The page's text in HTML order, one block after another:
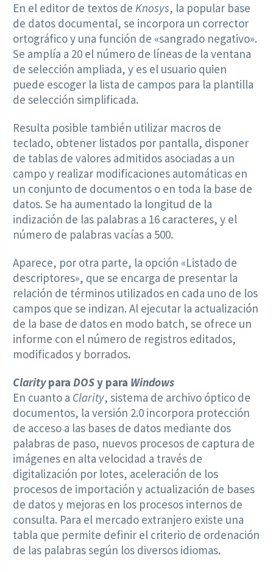
En el editor de textos de Knosys, la popular base
de datos documental, se incorpora un corrector
ortográfico y una función de «sangrado negativo».
Se amplía a 20 el número de líneas de la ventana
de selección ampliada, y es el usuario quien
puede escoger la lista de campos para la plantilla
de selección simplificada.
Resulta posible también utilizar macros de
teclado, obtener listados por pantalla, disponer
de tablas de valores admitidos asociadas a un
campo y realizar modificaciones automáticas en
un conjunto de documentos o en toda la base de
datos. Se ha aumentado la longitud de la
indización de las palabras a 16 caracteres, y el
número de palabras vacías a 500.
Aparece, por otra parte, la opción «Listado de
descriptores», que se encarga de presentar la
relación de términos utilizados en cada uno de los
campos que se indizan. Al ejecutar la actualización
de la base de datos en modo batch, se ofrece un
informe con el número de registros editados,
modificados y borrados.
Claritypara DOSy para Windows
En cuanto a Clarity, sistema de archivo óptico de
documentos, la versión 2.0 incorpora protección
de acceso a las bases de datos mediante dos
palabras de paso, nuevos procesos de captura de
imágenes en alta velocidad a través de
digitalización por lotes, aceleración de los
procesos de importación y actualización de bases
de datos y mejoras en los procesos internos de
consulta. Para el mercado extranjero existe una
tabla que permite definir el criterio de ordenación
de las palabras según los diversos idiomas.